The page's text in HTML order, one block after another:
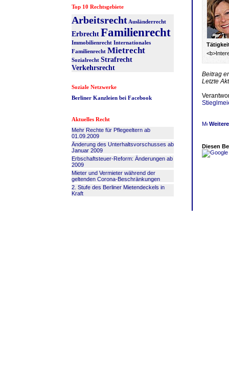
Top 10 Rechtsgebiete
Arbeitsrecht Ausländerrecht
Erbrecht Familienrecht
Immobilienrecht Internationales
Familienrecht Mietrecht
Sozialrecht Strafrecht
Verkehrsrecht
Soziale Netzwerke
Berliner Kanzleien bei Facebook
Aktuelles Recht
Mehr Rechte für Pflegeeltern ab
01.09.2009
Änderung des Unterhaltsvorschusses ab
Januar 2009
Erbschaftsteuer-Reform: Änderungen ab
2009
Mieter und Vermieter während der
geltenden Corona-Beschränkungen
2. Stufe des Berliner Mietendeckels in
Kraft
Beitrag
Letzte
Diesen